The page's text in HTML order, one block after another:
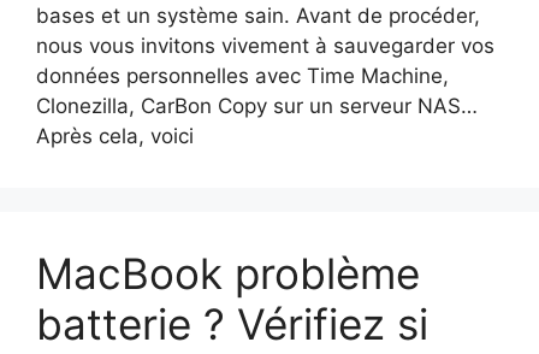
bases et un système sain. Avant de procéder,
nous vous invitons vivement à sauvegarder vos
données personnelles avec Time Machine,
Clonezilla, CarBon Copy sur un serveur NAS…
Après cela, voici
MacBook problème
batterie ? Vérifiez si